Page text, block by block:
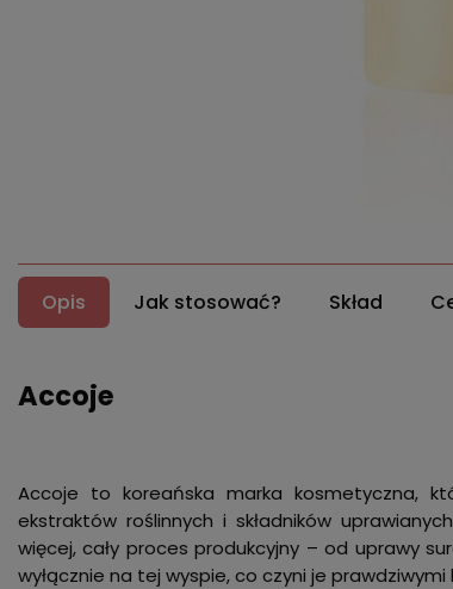
Opis Jak stosować? Skład
Accoje
Accoje to koreańska marka kosmetyczna,
ekstraktów roślinnych i składników
więcej, cały proces produkcyjny – od uprawy
wyłącznie na tej wyspie, co czyni je prawdziwymi